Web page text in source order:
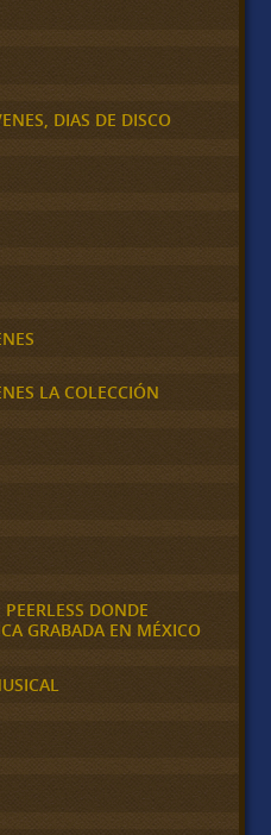
DIAS DE DISCO
LA COLECCIÓN
DONDE
GRABADA EN MÉXICO